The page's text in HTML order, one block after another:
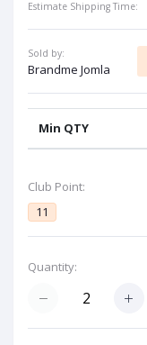
Estimate Shipping Time:
Sold by:
Brandme Jomla
Min QTY
Club Point:
11
Quantity: